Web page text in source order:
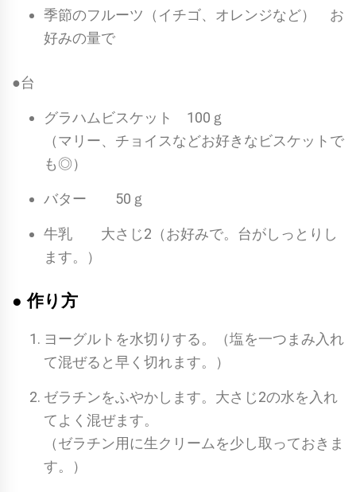
季節のフルーツ（イチゴ、オレンジなど） お
好みの量で
●台
グラハムビスケット 100ｇ
（マリー、チョイスなどお好きなビスケットで
も◎）
バター 50ｇ
牛乳 大さじ2（お好みで。台がしっとりし
ます。）
● 作り方
ヨーグルトを水切りする。（塩を一つまみ入れ
て混ぜると早く切れます。）
ゼラチンをふやかします。大さじ2の水を入れ
てよく混ぜます。
（ゼラチン用に生クリームを少し取っておきま
す。）